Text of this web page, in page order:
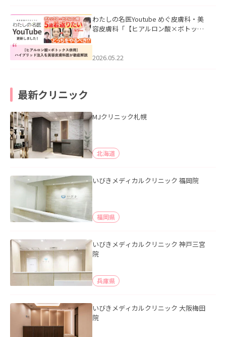
わたしの名医Youtube めぐ皮膚科・美
容皮膚科「【ヒアルロン酸×ボトック
た。
2026.05.22
最新クリニック
MJクリニック札幌
北海道
いびきメディカルクリニック 福岡院
福岡県
いびきメディカルクリニック 神戸三宮
院
兵庫県
いびきメディカルクリニック 大阪梅田
院